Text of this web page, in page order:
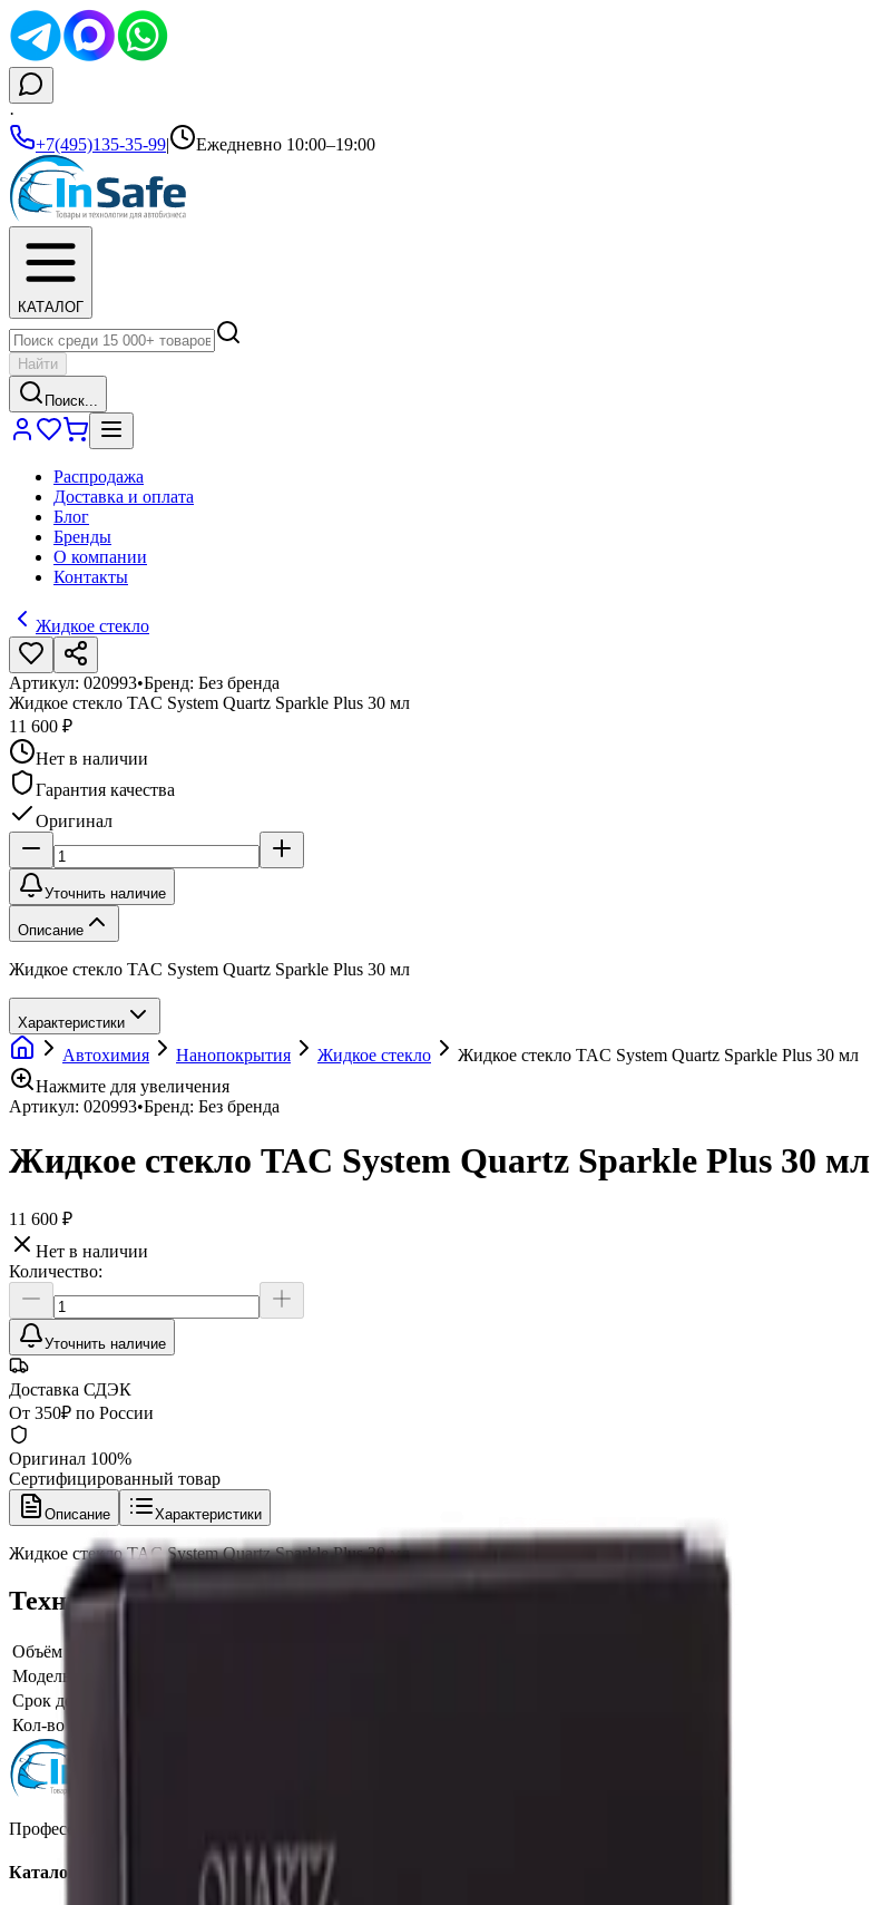
·
+7(495)135-35-99| Ежедневно 10:00–19:00
КАТАЛОГ
Найти
Поиск...
Распродажа
Доставка и оплата
Блог
Бренды
О компании
Контакты
Жидкое стекло
Артикул: 020993•Бренд: Без бренда
Жидкое стекло TAC System Quartz Sparkle Plus 30 мл
11 600 ₽
Нет в наличии
Гарантия качества
Оригинал
Уточнить наличие
Описание
Жидкое стекло TAC System Quartz Sparkle Plus 30 мл
Характеристики
Автохимия Нанопокрытия Жидкое стекло
Жидкое стекло TAC System Quartz Sparkle Plus 30 мл
Нажмите для увеличения
Артикул: 020993•Бренд: Без бренда
Жидкое стекло TAC System Quartz Sparkle Plus 30 мл
11 600 ₽
Нет в наличии
Количество:
Уточнить наличие
Доставка СДЭК
От 350₽ по России
Оригинал 100%
Сертифицированный товар
Описание Характеристики
Жидкое стекло TAC System Quartz Sparkle Plus 30 мл
Технические характеристики
Объём тары, фасовка
Модель производителя
Срок действия защиты, мес.
Кол-во компонентов защитного состава
Профессиональная автохимия, оборудование и расходные материалы для детейлинга.
Каталог